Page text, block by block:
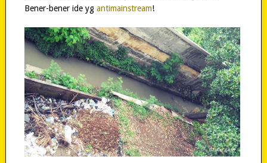
Bener-bener ide yg antimainstream!